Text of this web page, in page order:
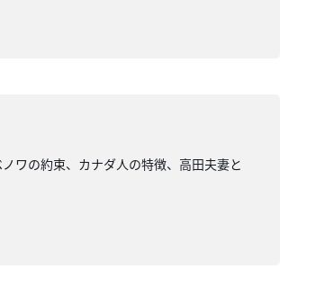
ワの約束、カナダ人の特徴、高田夫妻と